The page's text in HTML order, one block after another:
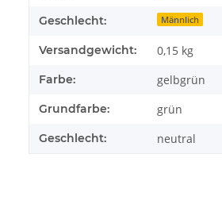
Geschlecht: Männlich
Versandgewicht: 0,15 kg
Farbe: gelbgrün
Grundfarbe: grün
Geschlecht: neutral